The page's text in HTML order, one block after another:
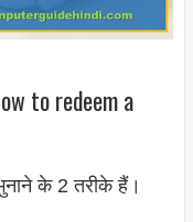
to redeem a
भुनाने के 2 तरीके हैं।